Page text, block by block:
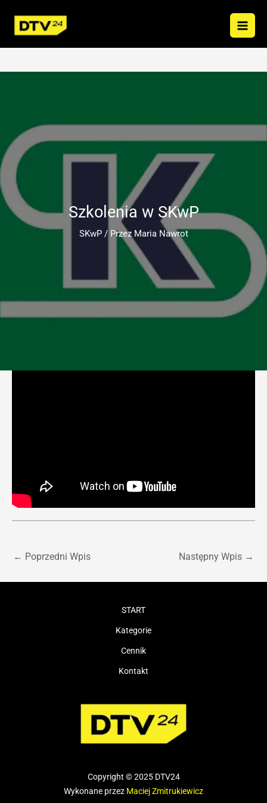
treści
Szkolenia w SKwP
SKwP/ Przez Maria Nawrot
← Poprzedni Wpis Następny Wpis →
START
Kategorie
Cennik
Kontakt
Copyright © 2025 DTV24
Wykonane przez Maciej Zmitrukiewicz